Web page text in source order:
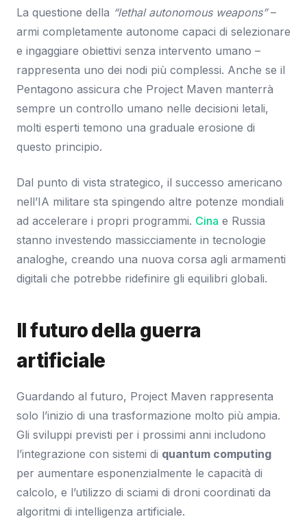
La questione della “lethal autonomous weapons”–
armi completamente autonome capaci di selezionare
e ingaggiare obiettivi senza intervento umano –
rappresenta uno dei nodi più complessi. Anche se il
Pentagono assicura che Project Maven manterrà
sempre un controllo umano nelle decisioni letali,
molti esperti temono una graduale erosione di
questo principio.
Dal punto di vista strategico, il successo americano
nell’IA militare sta spingendo altre potenze mondiali
ad accelerare i propri programmi. Cina e Russia
stanno investendo massicciamente in tecnologie
analoghe, creando una nuova corsa agli armamenti
digitali che potrebbe ridefinire gli equilibri globali.
Il futuro della guerra
artificiale
Guardando al futuro, Project Maven rappresenta
solo l’inizio di una trasformazione molto più ampia.
Gli sviluppi previsti per i prossimi anni includono
l’integrazione con sistemi di quantum computing
per aumentare esponenzialmente le capacità di
calcolo, e l’utilizzo di sciami di droni coordinati da
algoritmi di intelligenza artificiale.